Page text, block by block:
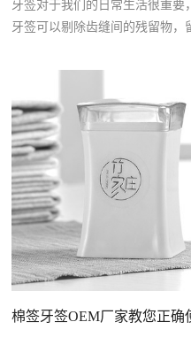
牙签对于我们的日常生活很重要
牙签可以剔除齿缝间的残留物，
棉签牙签OEM厂家教您正确